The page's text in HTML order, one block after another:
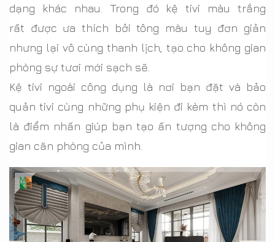
dạng khác nhau. Trong đó kệ tivi màu trắng
rất được ưa thích bởi tông màu tuy đơn giản
nhưng lại vô cùng thanh lịch, tạo cho không gian
phòng sự tươi mới sạch sẽ.
Kệ tivi ngoài công dụng là nơi bạn đặt và bảo
quản tivi cùng những phụ kiện đi kèm thì nó còn
là điểm nhấn giúp bạn tạo ấn tượng cho không
gian căn phòng của mình.